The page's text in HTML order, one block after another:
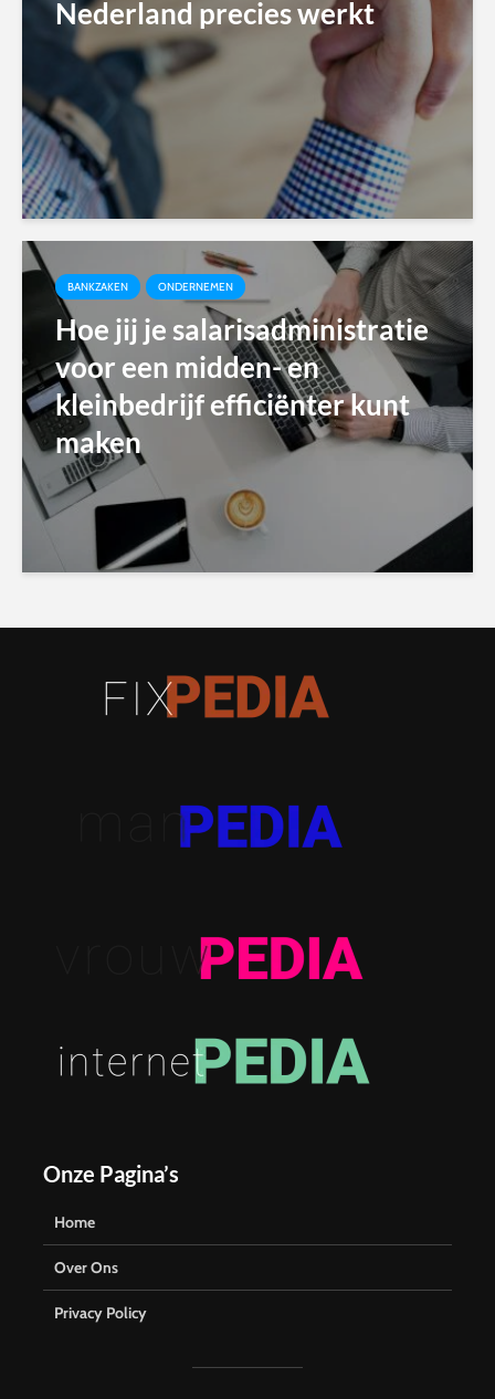
Nederland precies werkt
BANKZAKEN ONDERNEMEN
Hoe jij je salarisadministratie
voor een midden- en
kleinbedrijf efficiënter kunt
maken
Onze Pagina’s
Home
Over Ons
Privacy Policy